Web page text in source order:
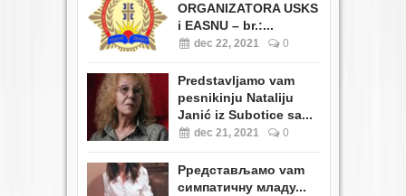
ORGANIZATORA USKS
i EASNU – br.:...
dec 22, 2021 0
Predstavljamo vam
pesnikinju Nataliju
Janić iz Subotice sa...
dec 21, 2021 0
Pредстављамо vam
симпатичну младу...